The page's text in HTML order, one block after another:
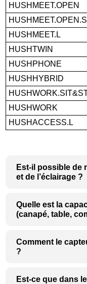
HUSHMEET.OPEN
HUSHMEET.OPEN.S
HUSHMEET.L
HUSHTWIN
HUSHPHONE
HUSHHYBRID
HUSHWORK
HUSHACCESS.L
Est-il possible de
et de l’éclairage ?
Quelle est la
(canapé, table,
Comment le
?
Est-ce que dans